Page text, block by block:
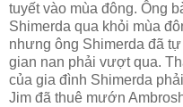
tuyết vào mùa đông. Ông
Shimerda qua khỏi mùa
nhưng ông Shimerda đã
gian nan phải vượt qua.
của gia đình Shimerda
Jim đã thuê mướn